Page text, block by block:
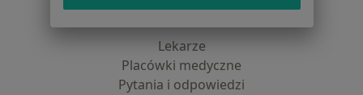
Dla pacjentów
Lekarze
Placówki medyczne
Pytania i odpowiedzi